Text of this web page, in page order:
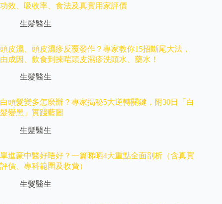
功效、吸收率、食法及真實用家評價
生髮醫生
頭皮濕、頭皮濕疹反覆發作？專家教你15招斷尾大法，
由成因、飲食到揀啱頭皮濕疹洗頭水、藥水！
生髮醫生
白頭髮變多怎麼辦？專家揭秘5大逆轉關鍵，附30日「白
髮變黑」實踐藍圖
生髮醫生
單進豪中醫好唔好？一篇睇晒4大重點全面剖析（含真實
評價、專科範圍及收費）
生髮醫生